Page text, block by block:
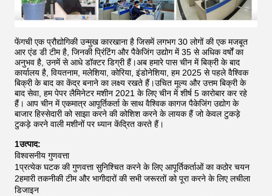
फेंगची एक प्रौद्योगिकी उन्मुख कारखाना है जिसमें लगभग 30 लोगों की एक मजबूत
आर एंड डी टीम है, जिनकी प्रिंटिंग और पैकेजिंग उद्योग में 35 से अधिक वर्षों का
अनुभव है, उनमें से आधे डॉक्टर डिग्री हैं।अब हमारे पास चीन में बिक्री के बाद
कार्यालय है, वियतनाम, मलेशिया, कोरिया, इंडोनेशिया, हम 2025 से पहले वैश्विक
बिक्री के बाद का केंद्र बनाने का लक्ष्य रखते हैं।उचित मूल्य और उत्तम बिक्री के
बाद सेवा, हम पेपर लैमिनेटर मशीन 2021 के लिए चीन में शीर्ष 5 कारोबार कर रहे
हैं। आप चीन में एकमात्र आपूर्तिकर्ता के साथ वैश्विक कागज पैकेजिंग उद्योग के
बाजार हिस्सेदारी को साझा करने की कोशिश करने के लायक हैं जो केवल टुकड़े
टुकड़े करने वाली मशीनों पर ध्यान केंद्रित करते हैं।
1उत्पाद:
विश्वसनीय गुणवत्ता
1प्रत्येक घटक की गुणवत्ता सुनिश्चित करने के लिए आपूर्तिकर्ताओं का कठोर चयन
2हमारी तकनीकी टीम और भागीदारों की सभी जरूरतों को पूरा करने के लिए लचीला
डिजाइन